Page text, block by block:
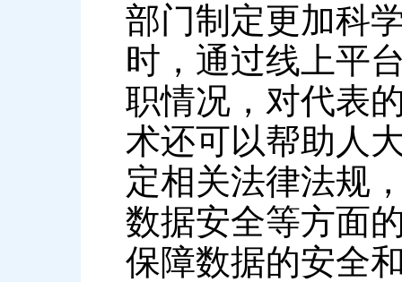
部门制定更加科
时，通过线上平
职情况，对代表
术还可以帮助人
定相关法律法规
数据安全等方面
保障数据的安全